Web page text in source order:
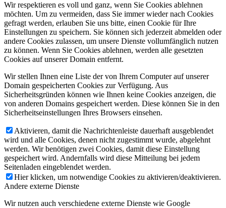
Wir respektieren es voll und ganz, wenn Sie Cookies ablehnen
möchten. Um zu vermeiden, dass Sie immer wieder nach Cookies
gefragt werden, erlauben Sie uns bitte, einen Cookie für Ihre
Einstellungen zu speichern. Sie können sich jederzeit abmelden oder
andere Cookies zulassen, um unsere Dienste vollumfänglich nutzen
zu können. Wenn Sie Cookies ablehnen, werden alle gesetzten
Cookies auf unserer Domain entfernt.
Wir stellen Ihnen eine Liste der von Ihrem Computer auf unserer
Domain gespeicherten Cookies zur Verfügung. Aus
Sicherheitsgründen können wie Ihnen keine Cookies anzeigen, die
von anderen Domains gespeichert werden. Diese können Sie in den
Sicherheitseinstellungen Ihres Browsers einsehen.
Aktivieren, damit die Nachrichtenleiste dauerhaft ausgeblendet
wird und alle Cookies, denen nicht zugestimmt wurde, abgelehnt
werden. Wir benötigen zwei Cookies, damit diese Einstellung
gespeichert wird. Andernfalls wird diese Mitteilung bei jedem
Seitenladen eingeblendet werden.
Hier klicken, um notwendige Cookies zu aktivieren/deaktivieren.
Andere externe Dienste
Wir nutzen auch verschiedene externe Dienste wie Google